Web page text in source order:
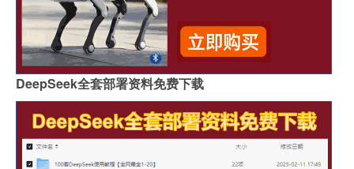
DeepSeek全套部署资料免费下载